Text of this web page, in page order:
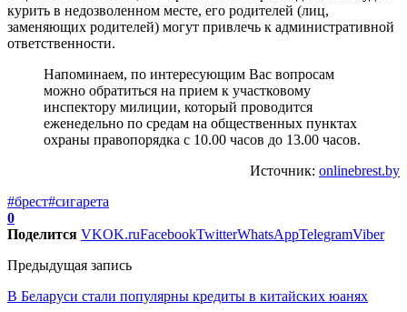
курить в недозволенном месте, его родителей (лиц,
заменяющих родителей) могут привлечь к административной
ответственности.
Напоминаем, по интересующим Вас вопросам
можно обратиться на прием к участковому
инспектору милиции, который проводится
еженедельно по средам на общественных пунктах
охраны правопорядка с 10.00 часов до 13.00 часов.
Источник: onlinebrest.by
#брест#сигарета
0
Поделится VKOK.ruFacebookTwitterWhatsAppTelegramViber
Предыдущая запись
В Беларуси стали популярны кредиты в китайских юанях